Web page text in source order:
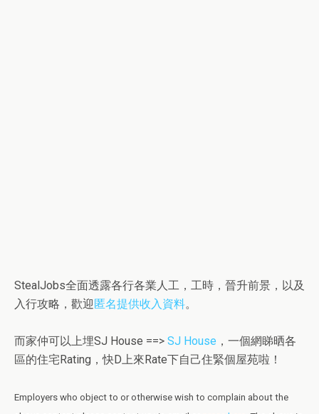
StealJobs全面透露各行各業人工，工時，晉升前景，以及
入行攻略，歡迎 匿名提供收入資料。
而家仲可以上埋SJ House ==> SJ House ，一個網睇晒各
區的住宅Rating，快D上來Rate下自己住緊個屋苑啦！
Employers who object to or otherwise wish to complain about the